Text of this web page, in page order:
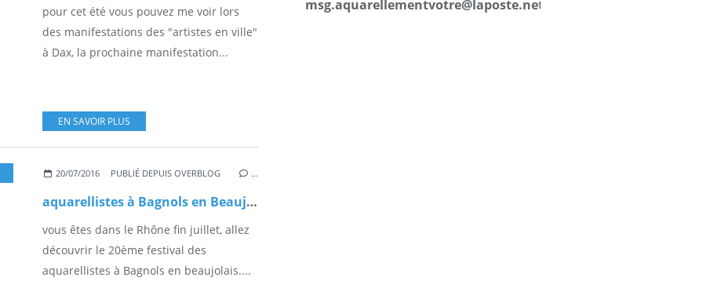
pour cet été vous pouvez me voir lors
des manifestations des "artistes en ville"
à Dax, la prochaine manifestation...
EN SAVOIR PLUS
20/07/2016 PUBLIÉ DEPUIS OVERBLOG …
aquarellistes à Bagnols en Beaujolais (69)
vous êtes dans le Rhône fin juillet, allez
découvrir le 20ème festival des
aquarellistes à Bagnols en beaujolais....
msg.aquarellementvotre@laposte.net